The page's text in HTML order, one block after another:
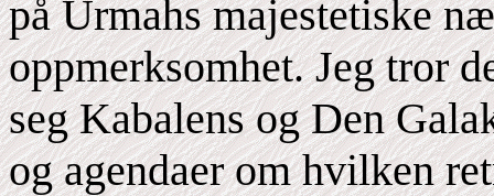
på Urmahs majestetiske
oppmerksomhet. Jeg tror
seg Kabalens og Den
og agendaer om hvilken